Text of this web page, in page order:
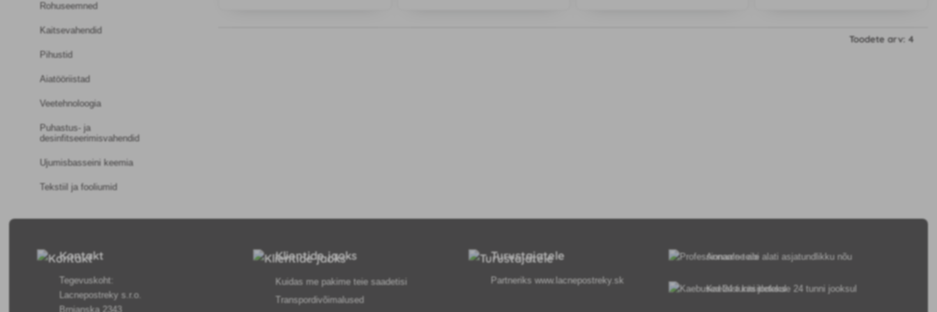
Rohuseemned
Kaitsevahendid
Pihustid
Aiatööriistad
Veetehnoloogia
Puhastus- ja
desinfitseerimisvahendid
Ujumisbasseini keemia
Tekstiil ja fooliumid
Toodete arv: 4
Kontakt
Tegevuskoht:
Lacnepostreky s.r.o.
Brnianska 2343
Klientide jaoks
Kuidas me pakime teie saadetisi
Transpordivõimalused
Turustajatele
Partnerikswww.lacnepostreky.sk
Anname teile alati asjatundlikku nõu
Kaebusi käsitletakse 24 tunni jooksul